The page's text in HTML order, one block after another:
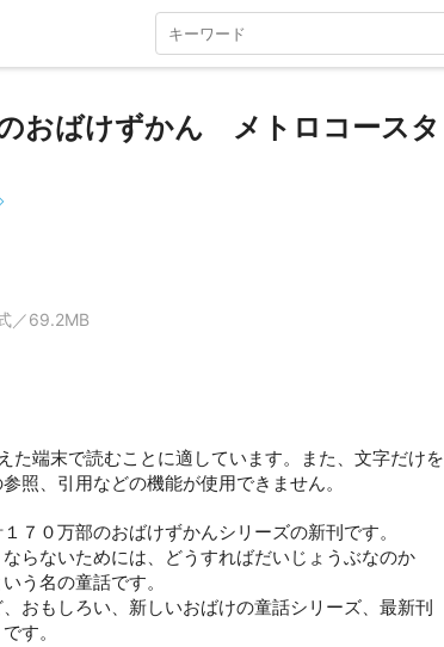
おばけずかん メトロコースタ
／69.2MB
端末で読むことに適しています。また、文字だけを
照、引用などの機能が使用できません。
７０万部のおばけずかんシリーズの新刊です。
らないためには、どうすればだいじょうぶなのか
う名の童話です。
おもしろい、新しいおばけの童話シリーズ、最新刊
す。